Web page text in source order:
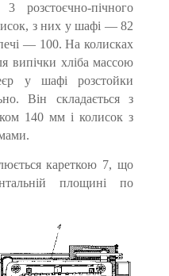
розстоєчно-пічного
з них у шафі — 82
— 100. На колисках
випічки хліба мас­сою
у шафі розстойки
Він складається з
140 мм і колисок з
кареткою 7, що
площині по